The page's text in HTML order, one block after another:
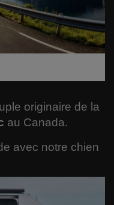
originaire de la
au Canada.
avec notre chien